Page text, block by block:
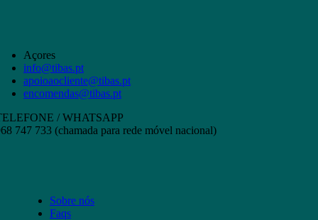
Açores
info@tibas.pt
apoioaocliente@tibas.pt
encomendas@tibas.pt
/ WHATSAPP
747 733 (chamada para rede móvel nacional)
Sobre nós
Faqs